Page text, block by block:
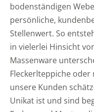
bodenständigen
persönliche,
Stellenwert. So
in vielerlei Hinsicht
Massenware
Fleckerlteppiche oder
unsere Kunden
Unikat ist und sind